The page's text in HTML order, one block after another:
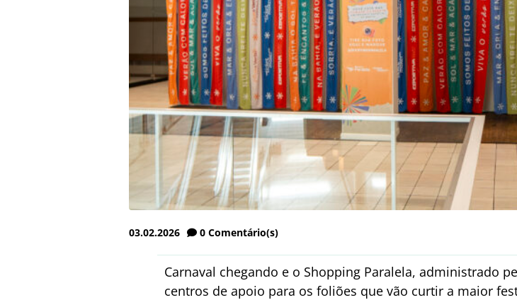
03.02.2026 0 Comentário(s)
Carnaval chegando e o Shopping Paralela, administrado
centros de apoio para os foliões que vão curtir a maior